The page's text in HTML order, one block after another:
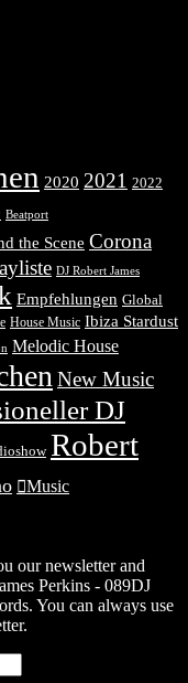
2020 2021 2022
Beatport
the Scene Corona
DJ Robert James
Empfehlungen Global
House Music Ibiza Stardust
Melodic House
New Music
DJ
Robert
Music
our newsletter and
Perkins - 089DJ
You can always use